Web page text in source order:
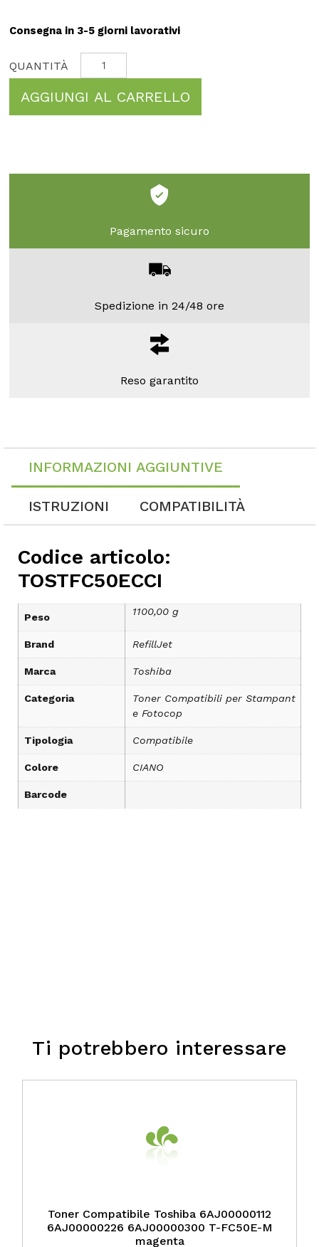
Consegna in 3-5 giorni lavorativi
AGGIUNGI AL CARRELLO
Pagamento sicuro
Spedizione in 24/48 ore
Reso garantito
INFORMAZIONI AGGIUNTIVE
ISTRUZIONI COMPATIBILITÀ
Codice articolo:
TOSTFC50ECCI
Peso 1100,00 g
Brand RefillJet
Marca Toshiba
Categoria
Toner Compatibili per Stampant
e Fotocop
Tipologia Compatibile
Colore CIANO
Barcode
Ti potrebbero interessare
Toner Compatibile Toshiba 6AJ00000112
6AJ00000226 6AJ00000300 T-FC50E-M
magenta